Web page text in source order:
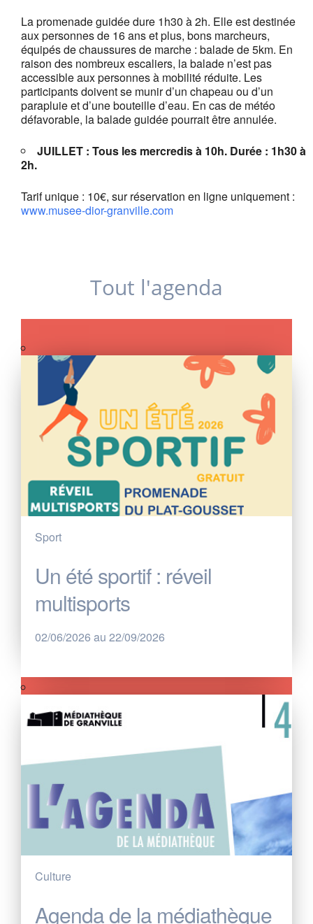
La promenade guidée dure 1h30 à 2h. Elle est destinée
aux personnes de 16 ans et plus, bons marcheurs,
équipés de chaussures de marche : balade de 5km. En
raison des nombreux escaliers, la balade n’est pas
accessible aux personnes à mobilité réduite. Les
participants doivent se munir d’un chapeau ou d’un
parapluie et d’une bouteille d’eau. En cas de météo
défavorable, la balade guidée pourrait être annulée.
JUILLET : Tous les mercredis à 10h. Durée : 1h30 à
2h.
Tarif unique : 10€, sur réservation en ligne uniquement :
www.musee-dior-granville.com
Tout l'agenda
Sport
Un été sportif : réveil
multisports
02/06/2026 au 22/09/2026
Culture
Agenda de la médiathèque